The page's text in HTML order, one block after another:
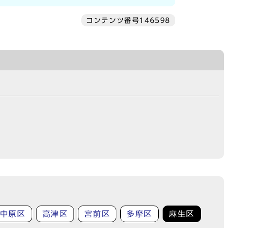
コンテンツ番号146598
中原区 高津区 宮前区 多摩区 麻生区